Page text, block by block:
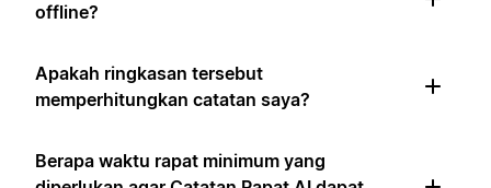
offline?
Apakah ringkasan tersebut
memperhitungkan catatan saya?
Berapa waktu rapat minimum yang